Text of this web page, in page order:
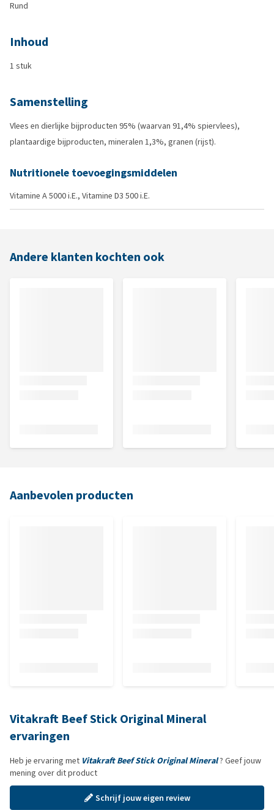
Rund
Inhoud
1 stuk
Samenstelling
Vlees en dierlijke bijproducten 95% (waarvan 91,4% spiervlees),
plantaardige bijproducten, mineralen 1,3%, granen (rijst).
Nutritionele toevoegingsmiddelen
Vitamine A 5000 i.E., Vitamine D3 500 i.E.
Andere klanten kochten ook
Aanbevolen producten
Vitakraft Beef Stick Original Mineral
ervaringen
Heb je ervaring met Vitakraft Beef Stick Original Mineral? Geef jouw
mening over dit product
Schrijf jouw eigen review